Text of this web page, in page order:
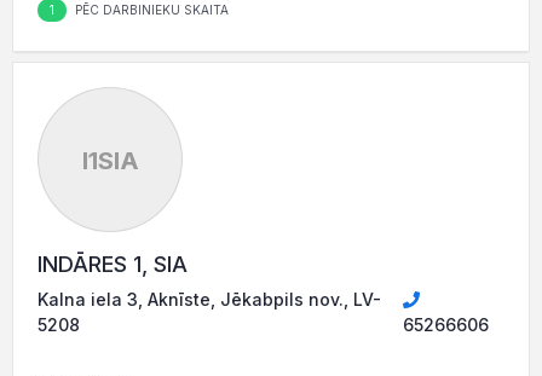
1 PĒC DARBINIEKU SKAITA
I1SIA
INDĀRES 1, SIA
Kalna iela 3, Aknīste, Jēkabpils nov., LV-
5208
65266606